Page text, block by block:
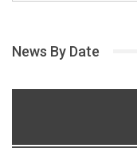
News By Date